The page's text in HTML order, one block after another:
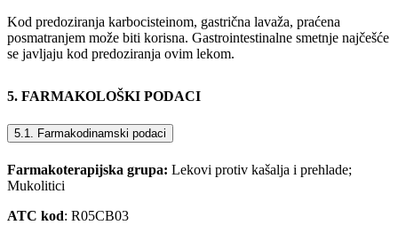
Kod predoziranja karbocisteinom, gastrična lavaža, praćena
posmatranjem može biti korisna. Gastrointestinalne smetnje najčešće
se javljaju kod predoziranja ovim lekom.
5. FARMAKOLOŠKI PODACI
5.1. Farmakodinamski podaci
Farmakoterapijska grupa: Lekovi protiv kašalja i prehlade;
Mukolitici
ATC kod: R05CB03